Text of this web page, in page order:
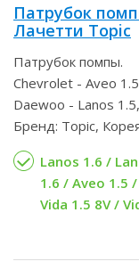
Патрубок
Лачетти Topic
Патрубок помпы.
Chevrolet - Aveo
Daewoo - Lanos
Бренд: Topic,
Lanos 1.6 /
1.6 / Aveo 1.5
Vida 1.5 8V /